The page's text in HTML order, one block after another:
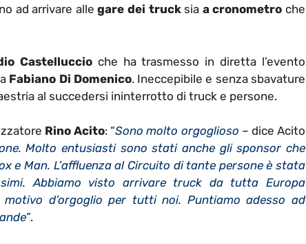
ad arrivare allegare dei trucksia a cronometro che
Castelluccioche ha trasmesso in diretta l’evento
Fabiano Di Domenico. Ineccepibile e senza sbavature
al succedersi ininterrotto di truck e persone.
Rino Acito: “Sono molto orgoglioso – dice Acito
Molto entusiasti sono stati anche gli sponsor che
e Man. L’affluenza al Circuito di tante persone è stata
Abbiamo visto arrivare truck da tutta Europa
d’orgoglio per tutti noi. Puntiamo adesso ad
.